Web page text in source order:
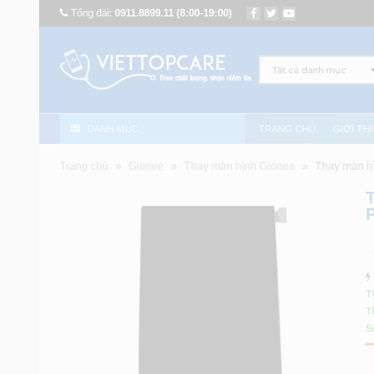
Tổng đài: 0911.8899.11 (8:00-19:00)
Tất cả danh mục
DANH MỤC TRANG CHỦ GIỚI
Trang chủ » Gionee » Thay màn hình Gionee » Thay màn